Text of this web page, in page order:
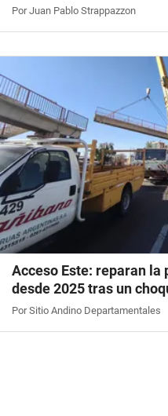
Por Juan Pablo Strappazzon
Acceso Este: reparan
desde 2025 tras un
Por Sitio Andino Departamentales